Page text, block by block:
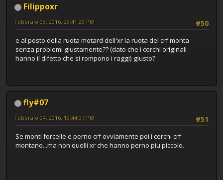
Filippoxr
#50
Febbraio 03, 2016, 23:41:29 PM
e al posto della ruota motard dell'xr la ruota del crf monta
senza problemi giustamente?? (dato che i cerchi originali
hanno il difetto che si rompono i raggi) giusto?
fly#07
#51
Febbraio 04, 2016, 19:44:07 PM
Se monti forcelle e perno crf ovviamente poi i cerchi crf
montano...ma non quelli xr che hanno perno piu piccolo.